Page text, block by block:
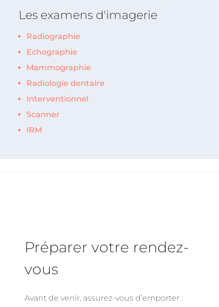
Les examens d'imagerie
Radiographie
Echographie
Mammographie
Radiologie dentaire
Interventionnel
Scanner
IRM
Préparer votre rendez-
vous
Avant de venir, assurez-vous d’emporter :